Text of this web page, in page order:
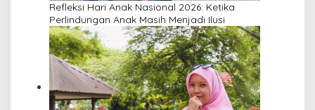
Refleksi Hari Anak Nasional 2026: Ketika
Perlindungan Anak Masih Menjadi Ilusi